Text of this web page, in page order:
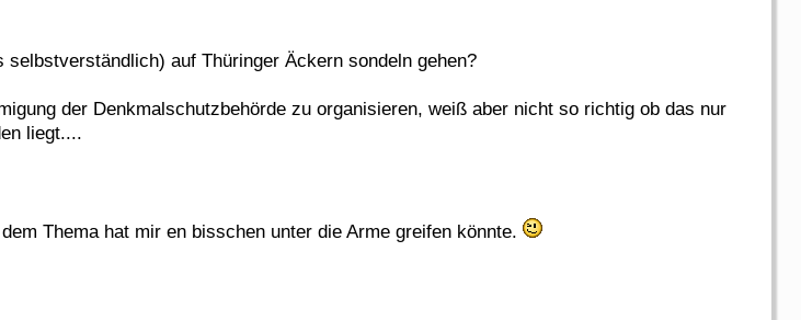
auf Thüringer Äckern sondeln gehen?
der Denkmalschutzbehörde zu organisieren, weiß aber nicht so richtig ob das nur
liegt....
Thema hat mir en bisschen unter die Arme greifen könnte.